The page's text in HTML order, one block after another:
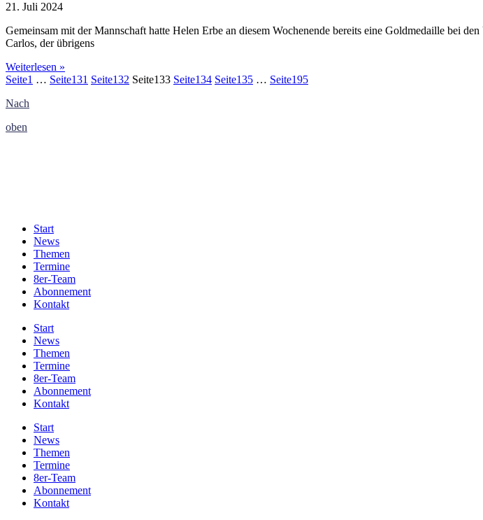
21. Juli 2024
Gemeinsam mit der Mannschaft hatte Helen Erbe an diesem Wochenende bereits eine Goldmedaille bei
Carlos, der übrigens
Weiterlesen »
Seite1 … Seite131 Seite132 Seite133 Seite134 Seite135 … Seite195
Nach
oben
Start
News
Themen
Termine
8er-Team
Abonnement
Kontakt
Start
News
Themen
Termine
8er-Team
Abonnement
Kontakt
Start
News
Themen
Termine
8er-Team
Abonnement
Kontakt